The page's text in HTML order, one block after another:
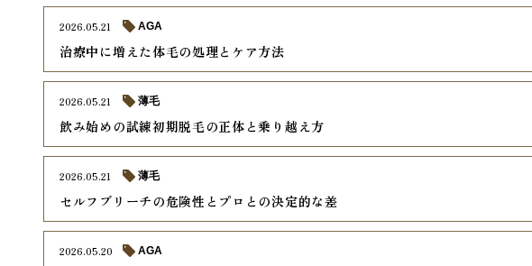
治療中に増えた体毛の処理とケア方法
2026.05.21 AGA
飲み始めの試練初期脱毛の正体と乗り越え方
2026.05.21 薄毛
セルフブリーチの危険性とプロとの決定的な差
2026.05.21 薄毛
2026.05.20 AGA